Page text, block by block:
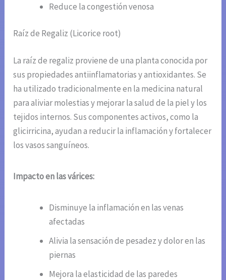
Reduce la congestión venosa
Raíz de Regaliz (Licorice root)
La raíz de regaliz proviene de una planta conocida por
sus propiedades antiinflamatorias y antioxidantes. Se
ha utilizado tradicionalmente en la medicina natural
para aliviar molestias y mejorar la salud de la piel y los
tejidos internos. Sus componentes activos, como la
glicirricina, ayudan a reducir la inflamación y fortalecer
los vasos sanguíneos.
Impacto en las várices:
Disminuye la inflamación en las venas
afectadas
Alivia la sensación de pesadez y dolor en las
piernas
Mejora la elasticidad de las paredes